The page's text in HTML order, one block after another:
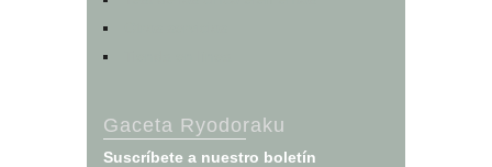
Gaceta Ryodoraku
Suscríbete a nuestro boletín